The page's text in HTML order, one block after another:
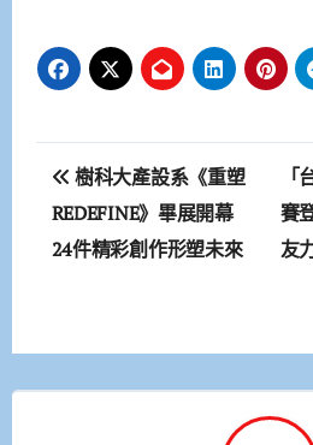
文
章
導
樹科大產設系《重塑
REDEFINE》畢展開幕
24件精彩創作形塑未來
賽
友